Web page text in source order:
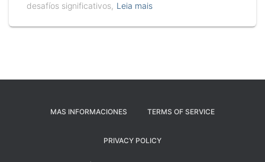
desafíos significativos, Leia mais
MAS INFORMACIONES TERMS OF SERVICE
PRIVACY POLICY